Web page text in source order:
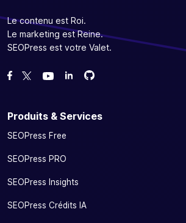
Le contenu est Roi.
Le marketing est Reine.
SEOPress est votre Valet.
Likez notre page Facebook
Suivez-nous sur Twitter
Nous voir sur YouTube
Forcez-nous sur GitHub
Forcez-nous sur GitHub
Produits & Services
SEOPress Free
SEOPress PRO
SEOPress Insights
SEOPress Crédits IA